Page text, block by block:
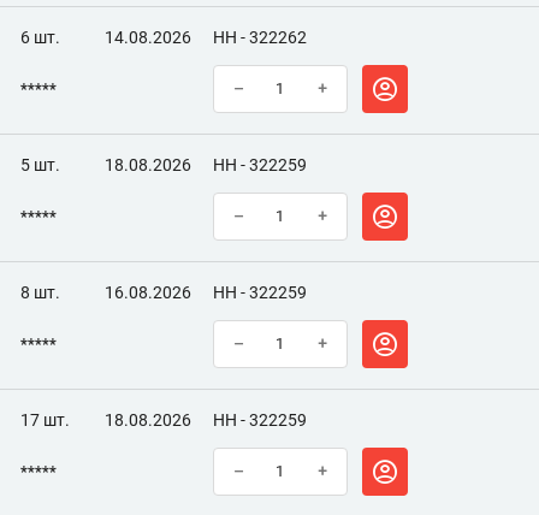
6 шт. 14.08.2026 НН - 322262
***** – +
5 шт. 18.08.2026 НН - 322259
***** – +
8 шт. 16.08.2026 НН - 322259
***** – +
17 шт. 18.08.2026 НН - 322259
***** – +